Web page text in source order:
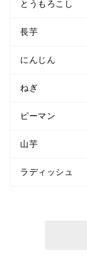
とうもろこし
長芋
にんじん
ねぎ
ピーマン
山芋
ラディッシュ